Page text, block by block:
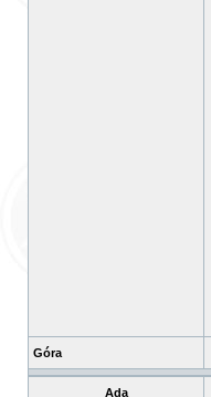
Góra
Ada